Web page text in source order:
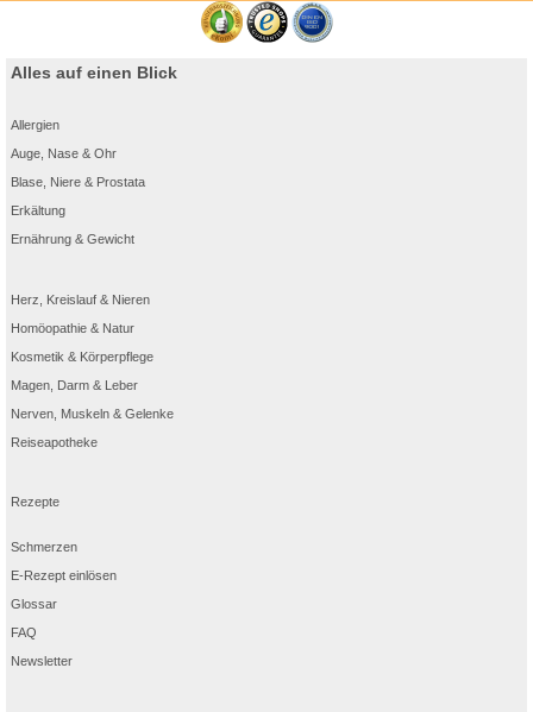
Alles auf einen Blick
Allergien
Auge, Nase & Ohr
Blase, Niere & Prostata
Erkältung
Ernährung & Gewicht
Herz, Kreislauf & Nieren
Homöopathie & Natur
Kosmetik & Körperpflege
Magen, Darm & Leber
Nerven, Muskeln & Gelenke
Reiseapotheke
Rezepte
Schmerzen
E-Rezept einlösen
Glossar
FAQ
Newsletter